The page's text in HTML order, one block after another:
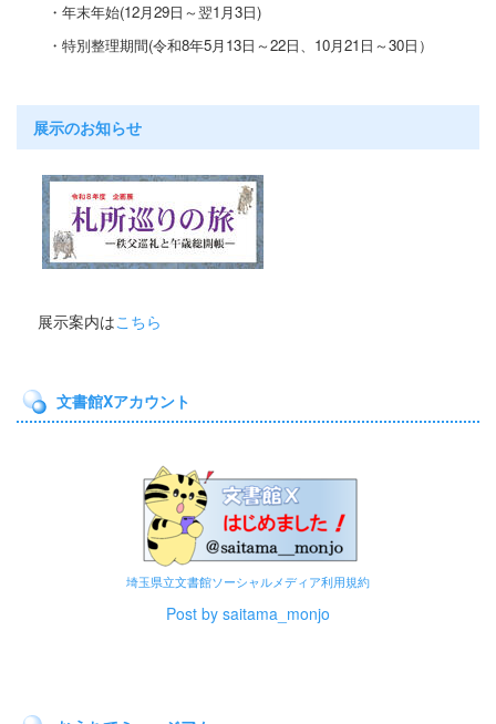
・年末年始(12月29日～翌1月3日)
・特別整理期間(令和8年5月13日～22日、10月21 日～30日）
展示のお知らせ
展示案内はこちら
文書館Xアカウント
埼玉県立文書館ソーシャルメディア利用規約
Post by saitama_monjo